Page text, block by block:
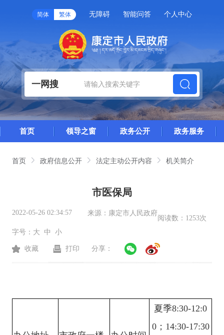
简体 繁体 无障碍 智能问答 个人中心
一网搜
首页 领导之窗 政务公开 政务服务
首页 政府信息公开 法定主动公开内容 机关简介
市医保局
2022-05-26 02:34:57 来源： 康定市人民政府
阅读数： 1253次
字号： 大 中 小
收藏 打印 分享：
夏季8:30-12:0
0； 14:30-17:30